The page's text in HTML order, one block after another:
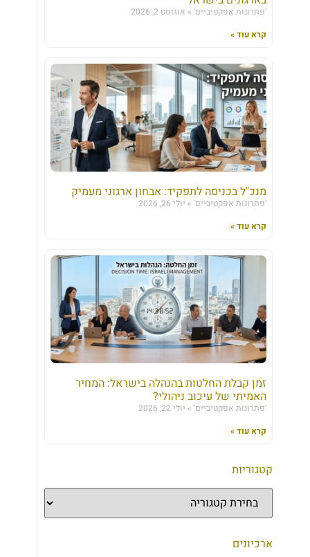
'פתרונות אפקטיביים'
אוגוסט 2, 2026
קרא עוד »
מנכ"ל בכניסה לתפקיד: אבחון ארגוני מעמיק
'פתרונות אפקטיביים'
יולי 26, 2026
קרא עוד »
זמן קבלת החלטות בהנהלה בישראל: המחיר
האמיתי של עיכוב ניהולי?
'פתרונות אפקטיביים'
יולי 22, 2026
קרא עוד »
קטגוריות
ארכיונים